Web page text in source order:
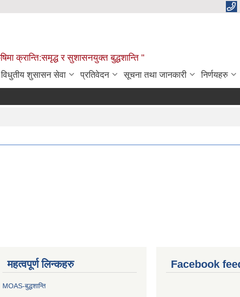
क्रान्ति:समृद्ध र सुशासनयुक्त बुद्धशान्ति "
विधुतीय शुसासन सेवा प्रतिवेदन सूचना तथा जानकारी निर्णयहरु
महत्वपूर्ण लिन्कहरु
MOAS-बुद्धशान्ति
Facebook